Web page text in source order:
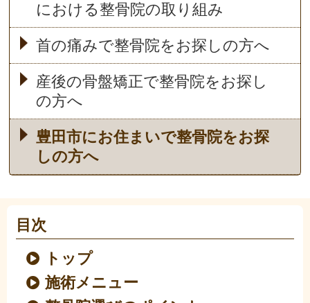
における整骨院の取り組み
首の痛みで整骨院をお探しの方へ
産後の骨盤矯正で整骨院をお探し
の方へ
豊田市にお住まいで整骨院をお探
しの方へ
目次
トップ
施術メニュー